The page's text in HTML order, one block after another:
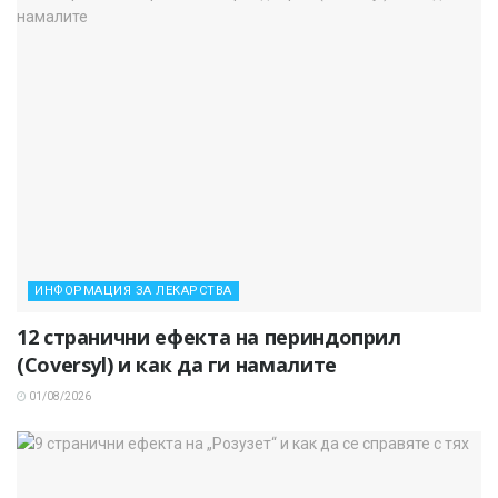
ИНФОРМАЦИЯ ЗА ЛЕКАРСТВА
12 странични ефекта на периндоприл
(Coversyl) и как да ги намалите
01/08/2026